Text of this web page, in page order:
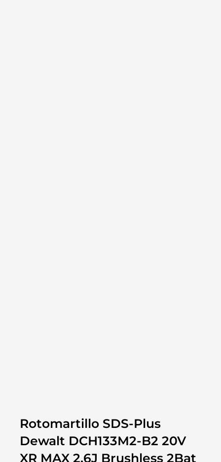
Rotomartillo SDS-Plus
Dewalt DCH133M2-B2 20V
XR MAX 2.6J Brushless 2Bat